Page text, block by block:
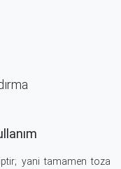
yani tamamen toza